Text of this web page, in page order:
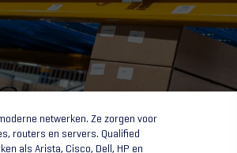
netwerken. Ze zorgen voor
routers en servers. Qualified
als Arista, Cisco, Dell, HP en